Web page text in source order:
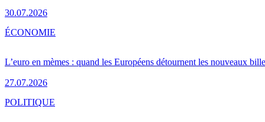
30.07.2026
L’euro en mèmes : quand les Européens détournent les nouveaux
27.07.2026
ÉCONOMIE
POLITIQUE